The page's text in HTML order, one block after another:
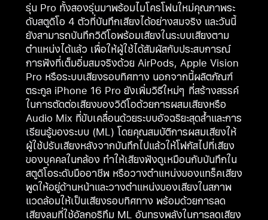
รุ่น Pro ทั้งสองรุ่นมาพร้อมไมโครโฟนใหม่คุณภาพระ
ดับสตูดิโอ 4 ตัวที่บันทึกเสียงได้อย่างสมจริง และวันนี้
ยังสามารถบันทึกวิดีโอพร้อมเสียงในระบบเสียงตาม
ตำแหน่งได้แล้ว เพื่อให้ผู้ใช้ได้สัมผัสกับประสบการณ์
การฟังที่เต็มอิ่มสมจริงด้วย AirPods, Apple Vision
Pro หรือระบบเสียงรอบทิศทาง นอกจากนี้ผลิตภัณฑ์
ตระกูล iPhone 16 Pro ยังเพิ่มวิธีใหม่ๆ ที่สร้างสรรค์
ในการตัดต่อเสียงของวิดีโอด้วยการผสมเสียงหรือ
Audio Mix ที่ขับเคลื่อนด้วยระบบอัจฉริยะสุดล้ำและการ
เรียนรู้ของระบบ (ML) โดยคุณสมบัติการผสมเสียงให้
ผู้ใช้ปรับเสียงหลังจากบันทึกไปแล้วให้โฟกัสไปที่เสียง
ของบุคคลในกล้อง ทำให้เสียงฟังดูเหมือนกับบันทึกใน
สตูดิโอระดับมืออาชีพ หรือวางตำแหน่งของแทร็คเสียง
พูดให้อยู่ด้านหน้าและวางตำแหน่งของเสียงในสภาพ
แวดล้อมให้เป็นเสียงรอบทิศทาง พร้อมด้วยการลด
เสียงลมที่ใช้อัลกอริทึม ML อันทรงพลังในการลดเสียง